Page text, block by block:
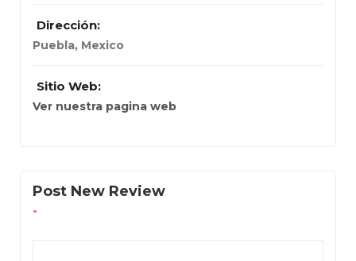
Dirección:
Puebla, Mexico
Sitio Web:
Ver nuestra pagina web
Post New Review